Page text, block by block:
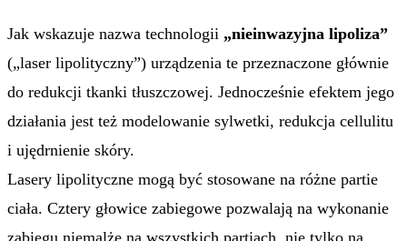
Jak wskazuje nazwa technologii „nieinwazyjna lipoliza”
(„laser lipolityczny”) urządzenia te przeznaczone głównie
do redukcji tkanki tłuszczowej. Jednocześnie efektem jego
działania jest też modelowanie sylwetki, redukcja cellulitu
i ujędrnienie skóry.
Lasery lipolityczne mogą być stosowane na różne partie
ciała. Cztery głowice zabiegowe pozwalają na wykonanie
zabiegu niemalże na wszystkich partiach, nie tylko na